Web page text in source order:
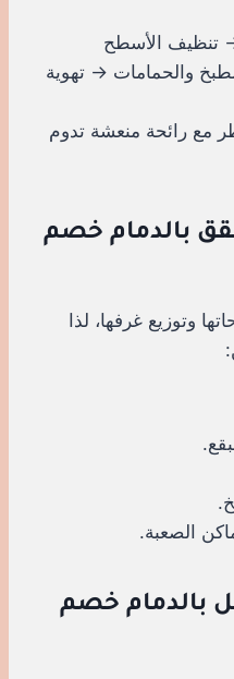
→ تنظيف الأسطح
والحمامات → تهوية
مع رائحة منعشة تدوم
بالدمام خصم
وتوزيع غرفها، لذا
الصعبة.
بالدمام خصم